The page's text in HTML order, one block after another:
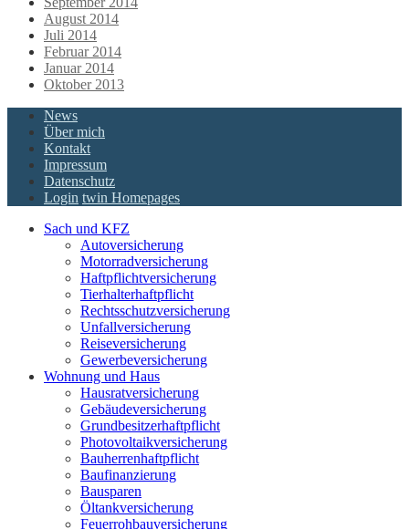
August 2014
Juli 2014
Februar 2014
Januar 2014
Oktober 2013
News
Über mich
Kontakt
Impressum
Datenschutz
Login twin Homepages
Sach und KFZ
Autoversicherung
Motorradversicherung
Haftpflichtversicherung
Tierhalterhaftpflicht
Rechtsschutzversicherung
Unfallversicherung
Reiseversicherung
Gewerbeversicherung
Wohnung und Haus
Hausratversicherung
Gebäudeversicherung
Grundbesitzerhaftpflicht
Photovoltaikversicherung
Bauherrenhaftpflicht
Baufinanzierung
Bausparen
Öltankversicherung
Feuerrohbauversicherung